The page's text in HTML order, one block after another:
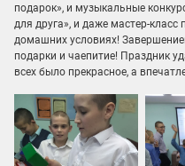
подарок», и музыкальные
для друга», и даже мастер-
домашних условиях!
подарки и чаепитие! Праздник
всех было прекрасное, а